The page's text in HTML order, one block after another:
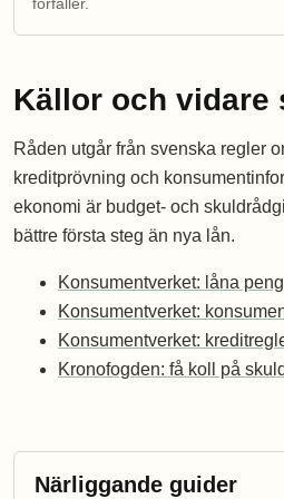
förfaller.
Källor och vidare
Råden utgår från svenska regler
kreditprövning och
ekonomi är budget- och
bättre första steg än nya lån.
Konsumentverket: låna
Konsumentverket:
Konsumentverket:
Kronofogden: få koll på
Närliggande guider